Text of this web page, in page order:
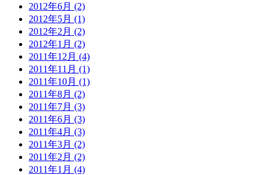
2012年6月 (2)
2012年5月 (1)
2012年2月 (2)
2012年1月 (2)
2011年12月 (4)
2011年11月 (1)
2011年10月 (1)
2011年8月 (2)
2011年7月 (3)
2011年6月 (3)
2011年4月 (3)
2011年3月 (2)
2011年2月 (2)
2011年1月 (4)